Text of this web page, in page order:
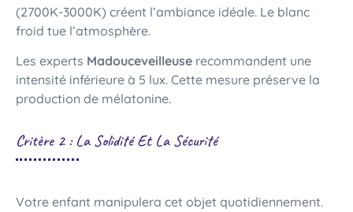
(2700K-3000K) créent l’ambiance idéale. Le blanc
froid tue l’atmosphère.
Les experts Madouceveilleuse recommandent une
intensité inférieure à 5 lux. Cette mesure préserve la
production de mélatonine.
Critère 2 : La Solidité Et La Sécurité
Votre enfant manipulera cet objet quotidiennement.